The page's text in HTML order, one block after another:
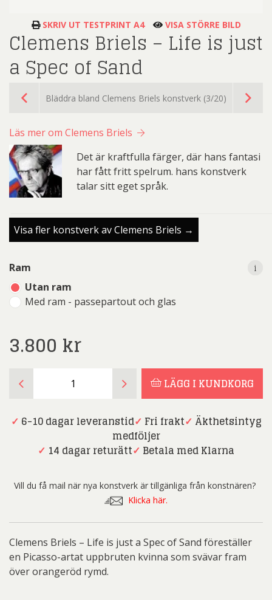
SKRIV UT TESTPRINT A4 VISA STÖRRE BILD
Clemens Briels – Life is just
a Spec of Sand
Bläddra bland Clemens Briels konstverk (3/20)
Läs mer om Clemens Briels
Det är kraftfulla färger, där hans fantasi
har fått fritt spelrum. hans konstverk
talar sitt eget språk.
Visa fler konstverk av Clemens Briels →
Ram
Utan ram
Med ram - passepartout och glas
i
3.800 kr
i
Briels
Life
of
mängd
LÄGG I KUNDKORG
✓ 6-10 dagar leveranstid✓ Fri frakt✓ Äkthetsintyg
medföljer
✓ 14 dagar returätt✓ Betala med Klarna
Vill du få mail när nya konstverk är tillgänliga från konstnären?
Klicka här.
Clemens Briels – Life is just a Spec of Sand föreställer
en Picasso-artat uppbruten kvinna som svävar fram
över orangeröd rymd.